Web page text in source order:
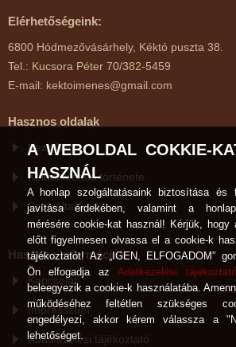
Elérhetőségeink:
6800 Hódmezővásárhely, Kéktó puszta 38.
Tel.: Kucsora Péter 70/382-5459
E-mail: kektoimenes@gmail.com
Hasznos oldalak
Kezdőlap
Kéktói Ménes története
Szolgáltatások
Hasznos Információk
Kapcsolat
Impresszum
Adatkezelési tájékoztató
A WEBOLDAL COKKIE-
HASZNÁL
A honlap szolgáltatásaink biztosítása és
javítása érdekében, valamint a honlap
mérésére cookie-kat használ! Kérjük, hogy
előtt figyelmesen olvassa el a cookie-k
tájékoztatót! Az „IGEN, ELFOGADOM”
Ön elfogadja az Adatkezelési tájékoztató
beleegyezik a cookie-k használatába.
működéséhez feltétlen szükséges
engedélyezi, akkor kérem válassza a
lehetőséget.